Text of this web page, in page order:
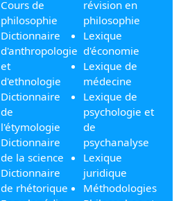
Cours de
philosophie
Dictionnaire
d'anthropologie
et
d'ethnologie
Dictionnaire
de
l'étymologie
Dictionnaire
de la science
Dictionnaire
de rhétorique
révision en
philosophie
Lexique
d'économie
Lexique de
médecine
Lexique de
psychologie et
de
psychanalyse
Lexique
juridique
Méthodologies